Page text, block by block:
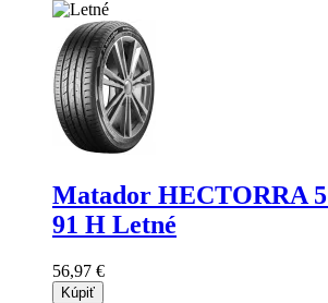
Matador HECTORRA 5
91 H Letné
56,97 €
Kúpiť